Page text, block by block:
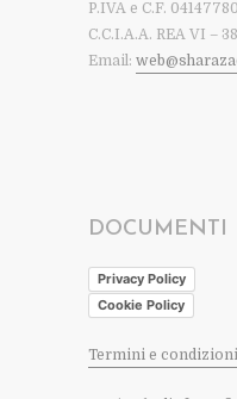
P.IVA e C.F.
C.C.I.A.A. REA VI –
Email:
DOCUMENTI
Privacy Policy
Cookie Policy
Termini e condizioni